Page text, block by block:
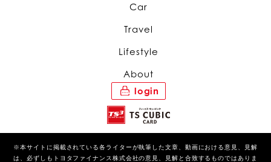
Car
Travel
Lifestyle
About
login
※本サイトに掲載されている各ライターが執筆した文章、動画における意見、見解
は、必ずしもトヨタファイナンス株式会社の意見、見解と合致するものではありま